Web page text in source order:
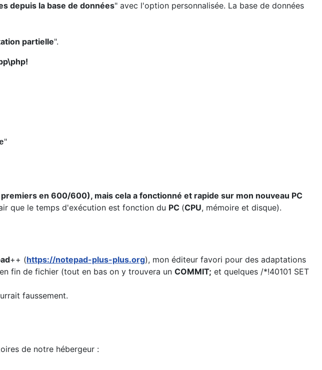
depuis la base de données" avec l'option personnalisée. La base de données
partielle".
"
en 600/600), mais cela a fonctionné et rapide sur mon nouveau PC
que le temps d'exécution est fonction du PC (CPU, mémoire et disque).
++ (https://notepad-plus-plus.org), mon éditeur favori pour des adaptations
fin de fichier (tout en bas on y trouvera un COMMIT; et quelques /*!40101 SET
faussement.
de notre hébergeur :